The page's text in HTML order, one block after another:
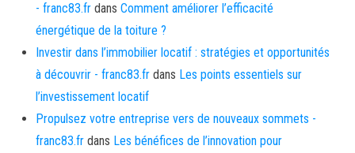
- franc83.fr dans Comment améliorer l’efficacité
énergétique de la toiture ?
Investir dans l’immobilier locatif : stratégies et opportunités
à découvrir - franc83.fr dans Les points essentiels sur
l’investissement locatif
Propulsez votre entreprise vers de nouveaux sommets -
franc83.fr dans Les bénéfices de l’innovation pour